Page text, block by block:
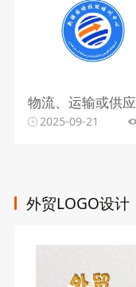
2025-09-21
外贸LOGO设计